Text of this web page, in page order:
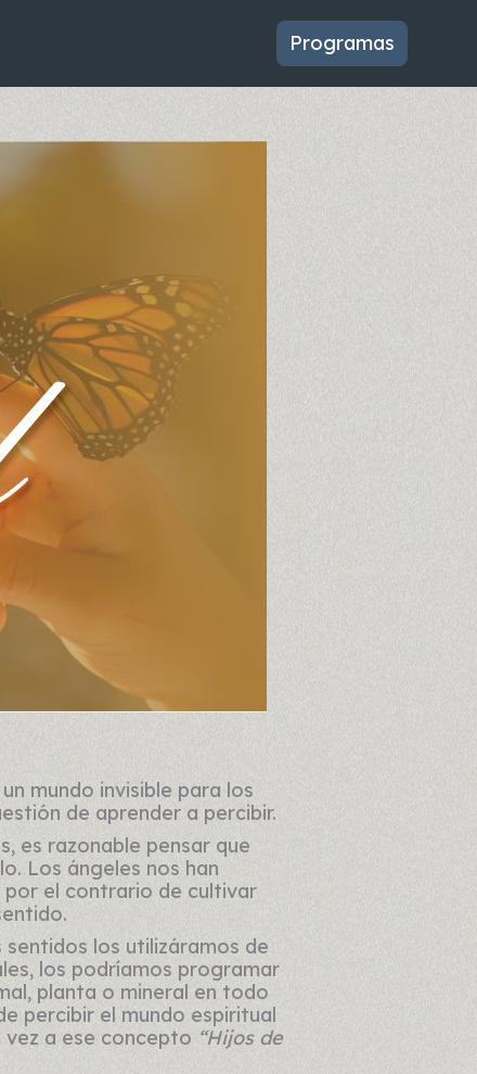
Programas
mundo invisible para los
de aprender a percibir.
es razonable pensar que
Los ángeles nos han
por el contrario de cultivar
sentidos los utilizáramos de
los podríamos programar
planta o mineral en todo
percibir el mundo espiritual
a ese concepto “Hijos de